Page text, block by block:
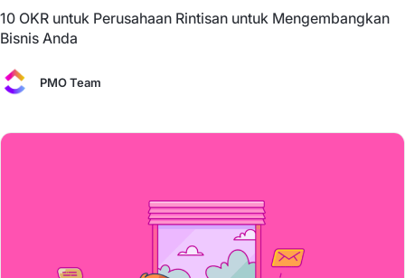
10 OKR untuk Perusahaan Rintisan untuk Mengembangkan
Bisnis Anda
PMO Team